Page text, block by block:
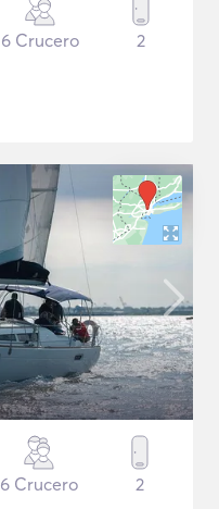
6 Crucero 2
6 Crucero 2